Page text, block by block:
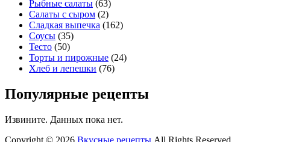
Рыбные салаты (63)
Салаты с сыром (2)
Сладкая выпечка (162)
Соусы (35)
Тесто (50)
Торты и пирожные (24)
Хлеб и лепешки (76)
Популярные рецепты
Извините. Данных пока нет.
Copyright © 2026 Вкусные рецепты All Rights Reserved.